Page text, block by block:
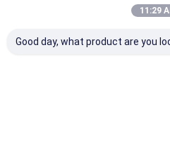
11:29
Good day, what product are you